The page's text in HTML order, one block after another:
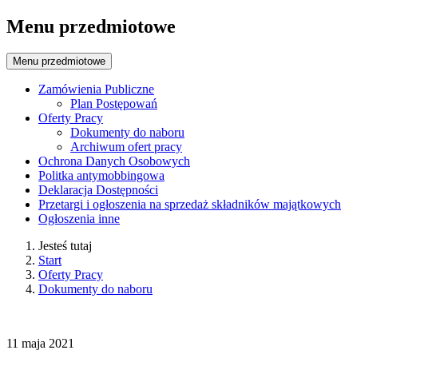
Menu przedmiotowe
Menu przedmiotowe
Zamówienia Publiczne
Plan Postępowań
Oferty Pracy
Dokumenty do naboru
Archiwum ofert pracy
Ochrona Danych Osobowych
Politka antymobbingowa
Deklaracja Dostępności
Przetargi i ogłoszenia na sprzedaż składników majątkowych
Ogłoszenia inne
Jesteś tutaj
Start
Oferty Pracy
Dokumenty do naboru
11 maja 2021